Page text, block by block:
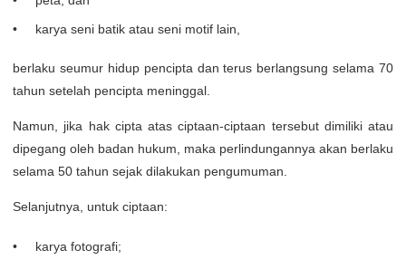
karya seni batik atau seni motif lain,
berlaku seumur hidup pencipta dan terus berlangsung selama 70
tahun setelah pencipta meninggal.
Namun, jika hak cipta atas ciptaan-ciptaan tersebut dimiliki atau
dipegang oleh badan hukum, maka perlindungannya akan berlaku
selama 50 tahun sejak dilakukan pengumuman.
Selanjutnya, untuk ciptaan:
karya fotografi;